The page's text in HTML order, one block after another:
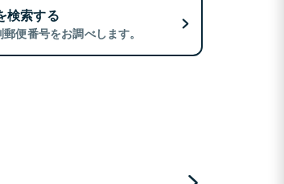
検索する
便番号をお調べします。